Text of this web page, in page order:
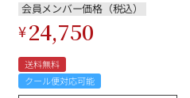
会員メンバー価格（税込）
¥24,750
送料無料
クール便対応可能